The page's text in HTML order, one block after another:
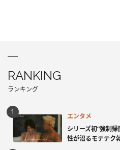
RANKING
ランキング
エンタメ
シリーズ初“強制
性が沼るモテテク